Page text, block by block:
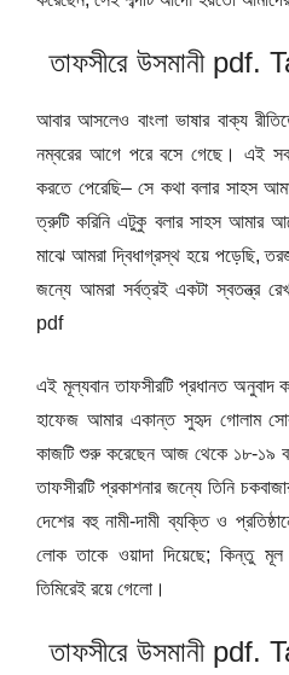
তাফসীরে উসমানী
আবার আসলেও বাংলা ভাষার বাক্য
নম্বরের আগে পরে বসে গেছে। এই সব
করতে পেরেছি– সে কথা বলার সাহস
ত্রুটি করিনি এটুকু বলার সাহস আমার
মাঝে আমরা দ্বিধাগ্রস্থ হয়ে পড়েছি,
জন্যে আমরা সর্বত্রই একটা স্বতন্ত্র
pdf
এই মূল্যবান তাফসীরটি প্রধানত
হাফেজ আমার একান্ত সুহৃদ গোলাম
কাজটি শুরু করেছেন আজ থেকে ১৮-১৯
তাফসীরটি প্রকাশনার জন্যে তিনি
দেশের বহু নামী-দামী ব্যক্তি ও
লোক তাকে ওয়াদা দিয়েছে; কিন্তু মূল
তিমিরেই রয়ে গেলো।
তাফসীরে উসমানী